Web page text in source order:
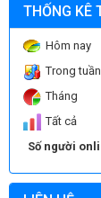
Người ta đã
nào? Kỹ
KỸ THUẬT
Thí nghiệm
THỐNG KÊ
Hôm nay
Trong tuần
Tháng
Tất cả
Số người